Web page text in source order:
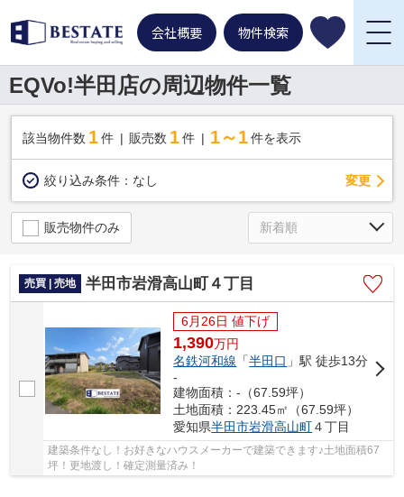
会社概要 物件検索
EQVo!半田店の周辺物件一覧
該当物件数 1件 販売数 1 件 1～1 件を表示
絞り込み条件： なし 変更
販売物件のみ
売買 | 売地 半田市岩滑高山町４丁目
6月26日 値下げ
1,390万円
名鉄河和線 「半田口 」駅 徒歩13分
-
建物面積：-（67.59坪）
土地面積：223.45㎡（67.59坪）
愛知県半田市岩滑高山町４丁目
建築条件なし！お好きなハウスメーカーで建築できます♪土地面積67
坪！更地渡し！確定測量済み！